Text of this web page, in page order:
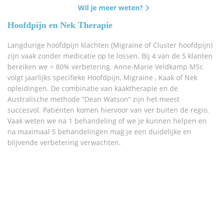
Wil je meer weten?
Hoofdpijn en Nek Therapie
Langdurige hoofdpijn klachten (Migraine of Cluster hoofdpijn)
zijn vaak zonder medicatie op te lossen. Bij 4 van de 5 klanten
bereiken we > 80% verbetering. Anne-Marie Veldkamp MSc
volgt jaarlijks specifieke Hoofdpijn, Migraine , Kaak of Nek
opleidingen. De combinatie van kaaktherapie en de
Australische methode “Dean Watson” zijn het meest
succesvol. Patiënten komen hiervoor van ver buiten de regio.
Vaak weten we na 1 behandeling of we je kunnen helpen en
na maximaal 5 behandelingen mag je een duidelijke en
blijvende verbetering verwachten.